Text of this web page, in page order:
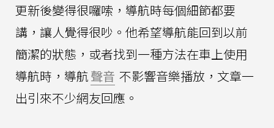
更新後變得很囉嗦，導航時每個細節都要
講，讓人覺得很吵。他希望導航能回到以前
簡潔的狀態，或者找到一種方法在車上使用
導航時，導航聲音 不影響音樂播放，文章一
出引來不少網友回應。